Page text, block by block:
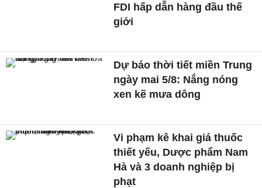
FDI hấp dẫn hàng đầu thế
giới
Dự báo thời tiết miền Trung
ngày mai 5/8: Nắng nóng
xen kẽ mưa dông
Vi phạm kê khai giá thuốc
thiết yếu, Dược phẩm Nam
Hà và 3 doanh nghiệp bị
phạt